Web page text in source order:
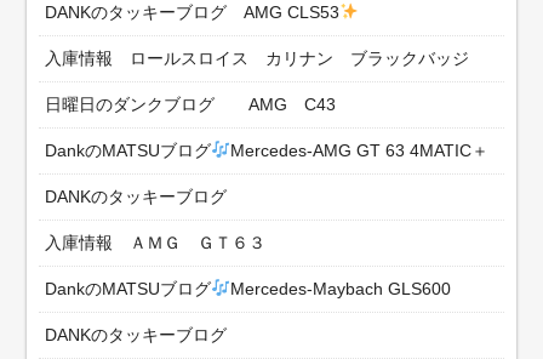
DANKのタッキーブログ AMG CLS53
入庫情報 ロールスロイス カリナン ブラックバッジ
日曜日のダンクブログ AMG C43
DankのMATSUブログ Mercedes-AMG GT 63 4MATIC＋
DANKのタッキーブログ
入庫情報 ＡＭＧ ＧＴ６３
DankのMATSUブログ Mercedes-Maybach GLS600
DANKのタッキーブログ